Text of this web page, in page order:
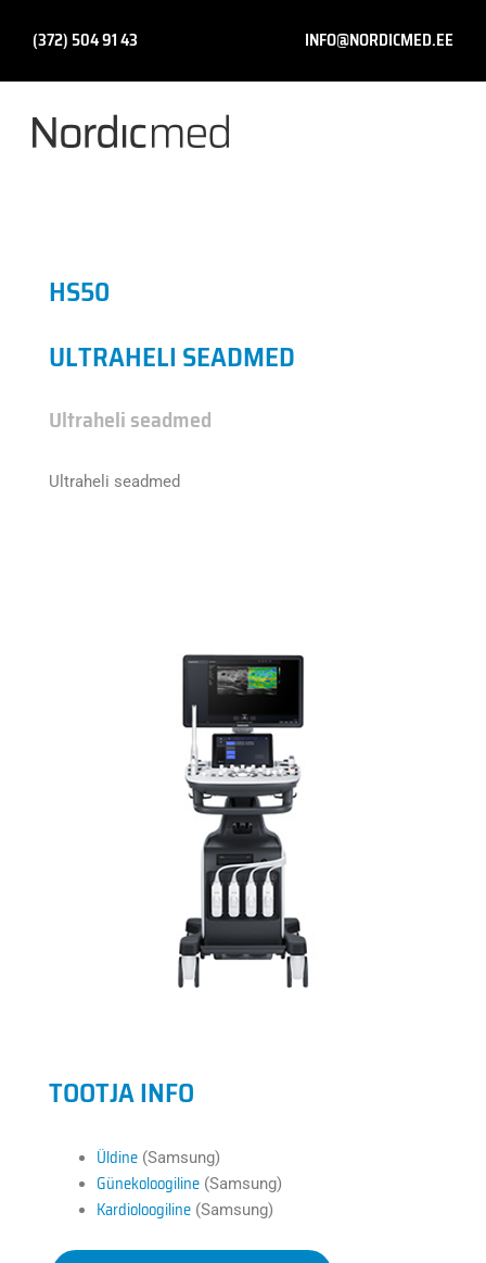
(372) 504 91 43​ INFO@NORDICMED.EE
HS50
ULTRAHELI SEADMED
Ultraheli seadmed
Ultraheli seadmed
TOOTJA INFO
Üldine(Samsung)
Günekoloogiline(Samsung)
Kardioloogiline(Samsung)